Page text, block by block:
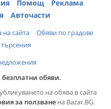
Помощ
Реклама
Авточасти
на сайта
Обяви по градове
безплатни обяви.
на обява в сайта
за ползване на Bazar.BG.